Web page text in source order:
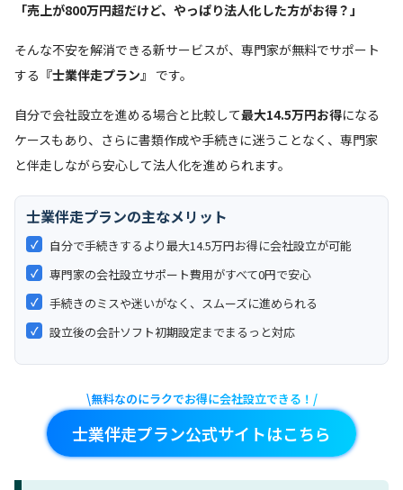
「売上が800万円超だけど、やっぱり法人化した方がお得？」
そんな不安を解消できる新サービスが、専門家が無料でサポート
する 『士業伴走プラン』 です。
自分で会社設立を進める場合と比較して最大14.5万円お得になる
ケースもあり、さらに書類作成や手続きに迷うことなく、専門家
と伴走しながら安心して法人化を進められます。
士業伴走プランの主なメリット
✓ 自分で手続きするより最大14.5万円お得に会社設立が可能
✓ 専門家の会社設立サポート費用がすべて0円で安心
✓ 手続きのミスや迷いがなく、スムーズに進められる
✓ 設立後の会計ソフト初期設定までまるっと対応
\無料なのにラクでお得に会社設立できる！/
士業伴走プラン公式サイトはこちら